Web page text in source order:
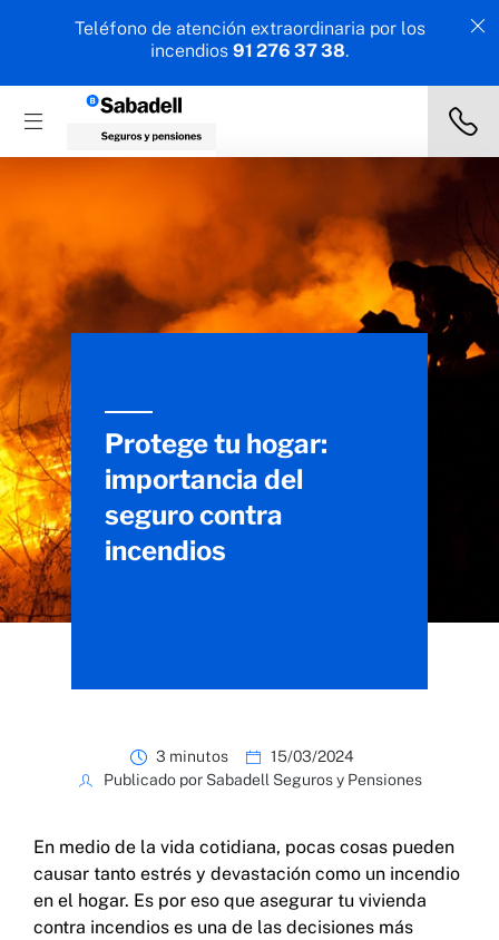
Teléfono de atención extraordinaria por los
incendios 91 276 37 38.
Protege tu hogar:
importancia del
seguro contra
incendios
3 minutos
15/03/2024
Publicado por Sabadell Seguros y Pensiones
En medio de la vida cotidiana, pocas cosas pueden
causar tanto estrés y devastación como un incendio
en el hogar. Es por eso que asegurar tu vivienda
contra incendios es una de las decisiones más